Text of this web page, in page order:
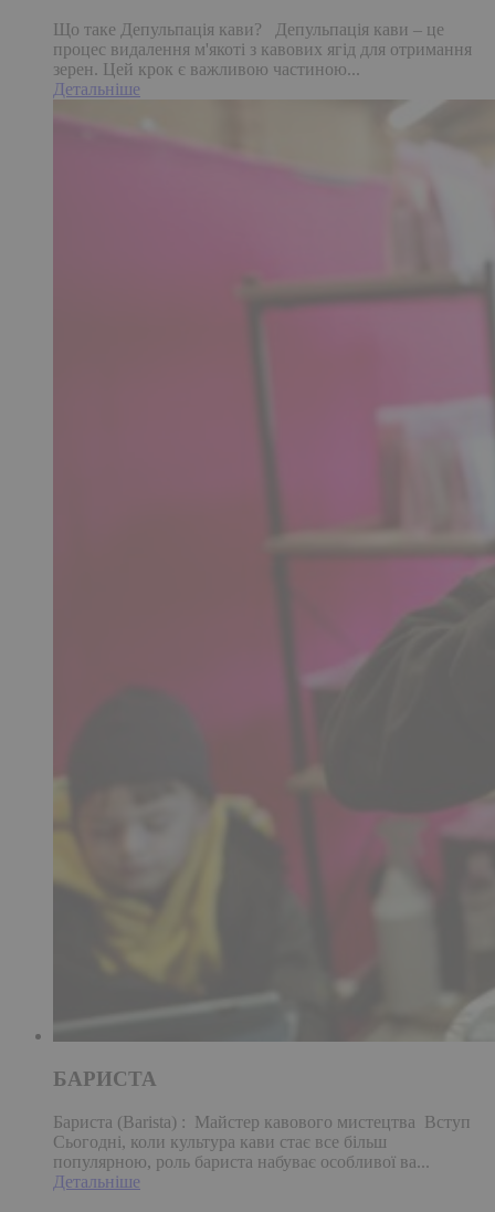
Що таке Депульпація кави? Депульпація кави – це
процес видалення м'якоті з кавових ягід для отримання
зерен. Цей крок є важливою частиною...
Детальніше
БАРИСТА
Бариста (Barista) : Майстер кавового мистецтва Вступ
Сьогодні, коли культура кави стає все більш
популярною, роль бариста набуває особливої ва...
Детальніше